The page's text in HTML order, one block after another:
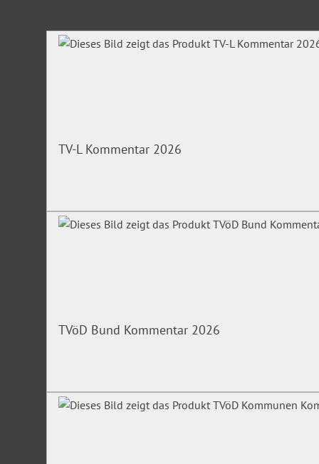
(er-)kennen
Persönliche Ressourcen (er-)kennen
Methoden
können.
Gerne auch als Inhouse-Workshop buchbar.
Produktgalerie überspringen
TV-L Kommentar 2026
TVöD Bund Kommentar 2026